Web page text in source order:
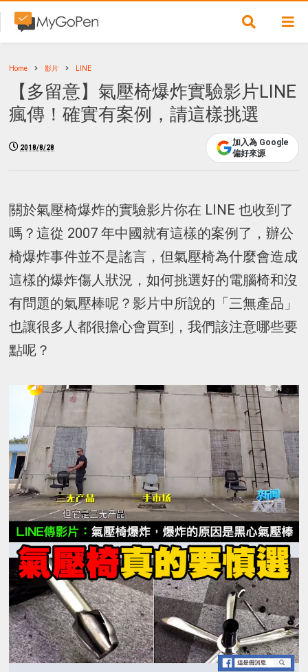
Home 影片 LINE
【多留意】氣壓椅爆炸實驗影片LINE
瘋傳！確實有案例，請這樣挑選
2018/8/28
加入為 Google
偏好來源
關於氣壓椅爆炸的實驗影片你在 LINE 也收到了
嗎？這從 2007 年中國就有這樣的案例了，辦公
椅爆炸事件並不是謠言，但氣壓椅為什麼會造成
這樣的爆炸傷人狀況，如何挑選好的電腦椅和沒
有問題的氣壓棒呢？影片中所說的「三無產品」
也讓很多人都很擔心會買到，我們該注意哪些要
點呢？